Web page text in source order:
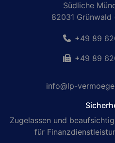
Südliche
82031 Grünwald
+49 89
+49 89
info@lp-
Zugelassen und
für